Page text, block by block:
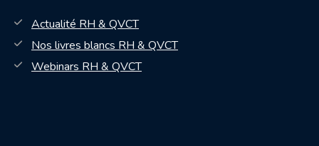
Actualité RH & QVCT
Nos livres blancs RH & QVCT
Webinars RH & QVCT— nouvelle fenêtre